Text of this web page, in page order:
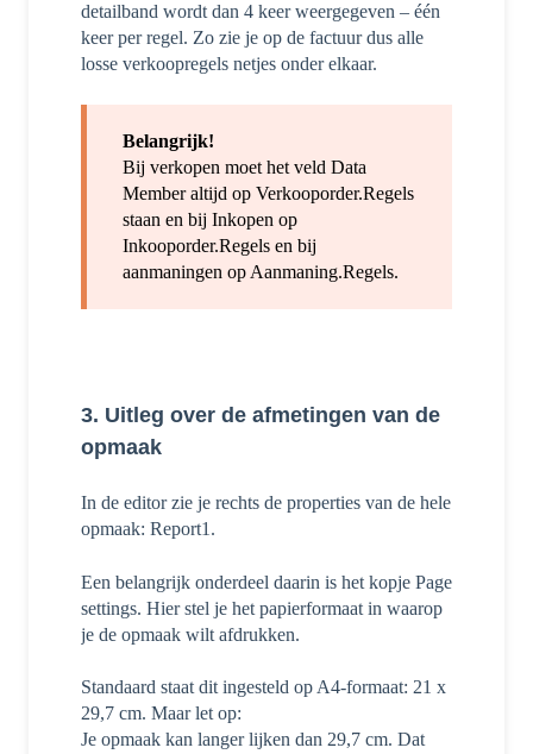
detailband wordt dan 4 keer weergegeven – één
keer per regel. Zo zie je op de factuur dus alle
losse verkoopregels netjes onder elkaar.
Belangrijk!
Bij verkopen moet het veld Data
Member altijd op Verkooporder.Regels
staan en bij Inkopen op
Inkooporder.Regels en bij
aanmaningen op Aanmaning.Regels.
3. Uitleg over de afmetingen van de
opmaak
In de editor zie je rechts de properties van de hele
opmaak: Report1.
Een belangrijk onderdeel daarin is het kopje Page
settings. Hier stel je het papierformaat in waarop
je de opmaak wilt afdrukken.
Standaard staat dit ingesteld op A4-formaat: 21 x
29,7 cm. Maar let op:
Je opmaak kan langer lijken dan 29,7 cm. Dat